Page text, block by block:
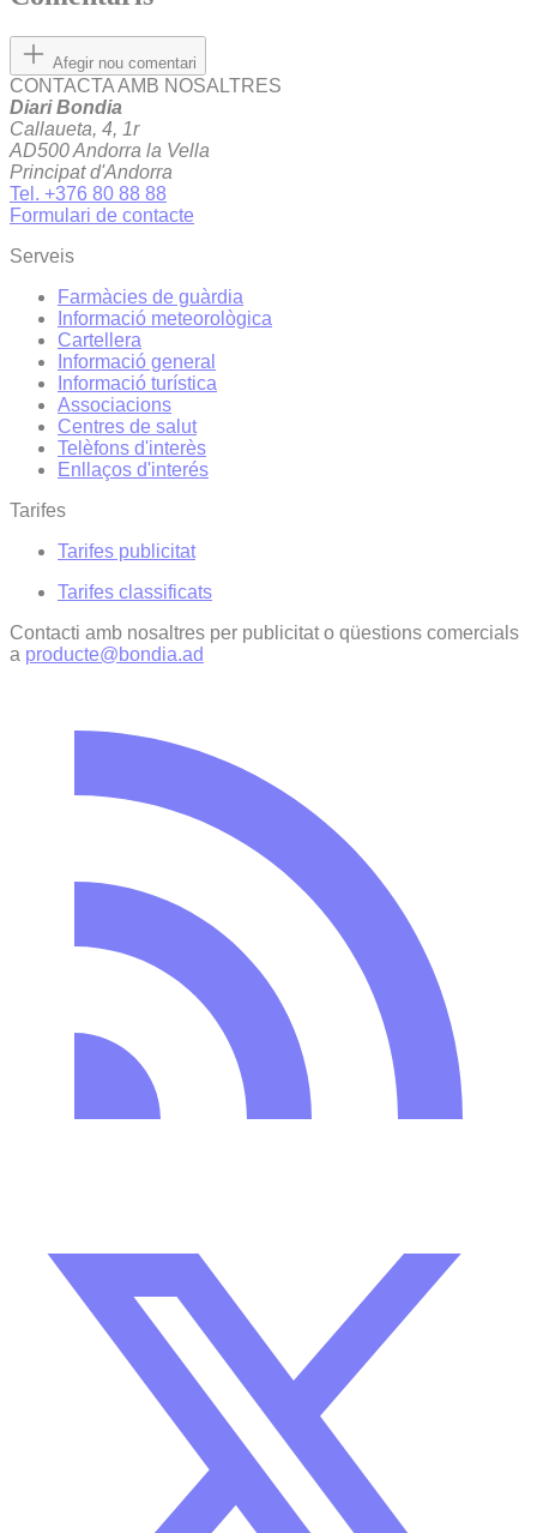
Afegir nou comentari
CONTACTA AMB NOSALTRES
Diari Bondia
Callaueta, 4, 1r
AD500 Andorra la Vella
Principat d'Andorra
Tel. +376 80 88 88
Formulari de contacte
Serveis
Farmàcies de guàrdia
Informació meteorològica
Cartellera
Informació general
Informació turística
Associacions
Centres de salut
Telèfons d'interès
Enllaços d'interés
Tarifes
Tarifes publicitat
Tarifes classificats
Contacti amb nosaltres per publicitat o qüestions comercials
a producte@bondia.ad